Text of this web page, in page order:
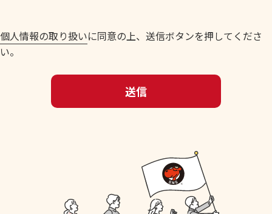
い
。
個人情報の取り扱いに同意の上、送信ボタンを押してくださ
い。